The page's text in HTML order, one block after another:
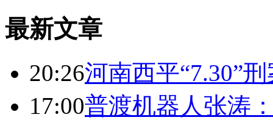
最新文章
20:26河南西平“7.30”
17:00普渡机器人张涛